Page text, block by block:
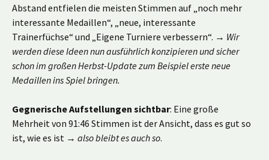
Abstand entfielen die meisten Stimmen auf „noch mehr
interessante Medaillen“, „neue, interessante
Trainerfüchse“ und „Eigene Turniere verbessern“. → Wir
werden diese Ideen nun ausführlich konzipieren und sicher
schon im großen Herbst-Update zum Beispiel erste neue
Medaillen ins Spiel bringen.
Gegnerische Aufstellungen sichtbar: Eine große
Mehrheit von 91:46 Stimmen ist der Ansicht, dass es gut so
ist, wie es ist → also bleibt es auch so.